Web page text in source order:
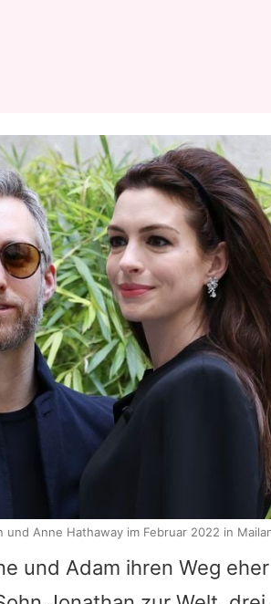
und Adam ihren Weg
und Anne Hathaway im Februar 2022 in